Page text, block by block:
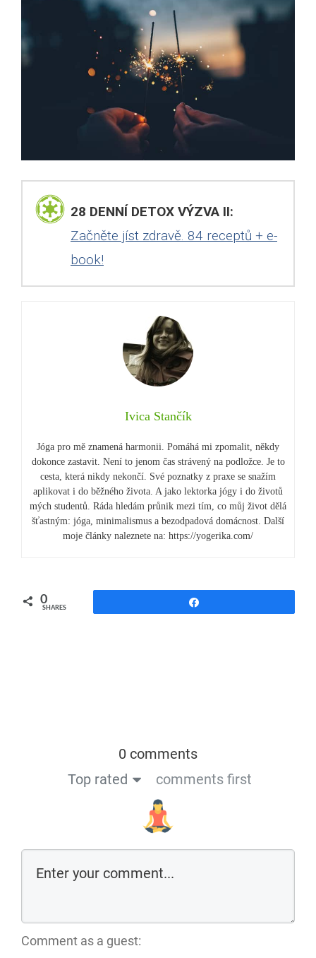
28 DENNÍ DETOX VÝZVA II:
Začněte jíst zdravě. 84 receptů + e-
book!
Ivica Stančík
Jóga pro mě znamená harmonii. Pomáhá mi zpomalit, někdy
dokonce zastavit. Není to jenom čas strávený na podložce. Je to
cesta, která nikdy nekončí. Své poznatky z praxe se snažím
aplikovat i do běžného života. A jako lektorka jógy i do životů
mých studentů. Ráda hledám průnik mezi tím, co můj život dělá
šťastným: jóga, minimalismus a bezodpadová domácnost. Další
moje články naleznete na: https://yogerika.com/
0
SHARES
0 comments
Top rated
comments first
Comment as a guest: